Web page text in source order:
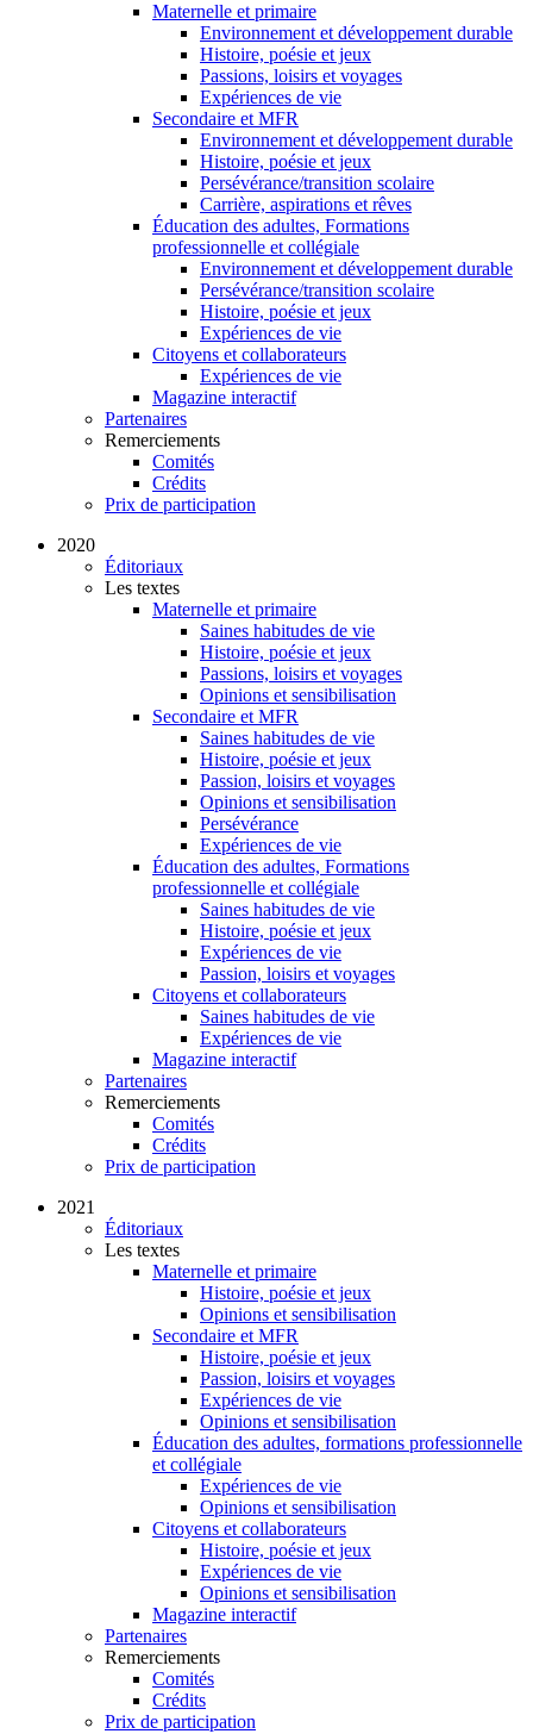
Maternelle et primaire
Environnement et développement durable
Histoire, poésie et jeux
Passions, loisirs et voyages
Expériences de vie
Secondaire et MFR
Environnement et développement durable
Histoire, poésie et jeux
Persévérance/transition scolaire
Carrière, aspirations et rêves
Éducation des adultes, Formations
professionnelle et collégiale
Environnement et développement durable
Persévérance/transition scolaire
Histoire, poésie et jeux
Expériences de vie
Citoyens et collaborateurs
Expériences de vie
Magazine interactif
Partenaires
Remerciements
Comités
Crédits
Prix de participation
2020
Éditoriaux
Les textes
Maternelle et primaire
Saines habitudes de vie
Histoire, poésie et jeux
Passions, loisirs et voyages
Opinions et sensibilisation
Secondaire et MFR
Saines habitudes de vie
Histoire, poésie et jeux
Passion, loisirs et voyages
Opinions et sensibilisation
Persévérance
Expériences de vie
Éducation des adultes, Formations
professionnelle et collégiale
Saines habitudes de vie
Histoire, poésie et jeux
Expériences de vie
Passion, loisirs et voyages
Citoyens et collaborateurs
Saines habitudes de vie
Expériences de vie
Magazine interactif
Partenaires
Remerciements
Comités
Crédits
Prix de participation
2021
Éditoriaux
Les textes
Maternelle et primaire
Histoire, poésie et jeux
Opinions et sensibilisation
Secondaire et MFR
Histoire, poésie et jeux
Passion, loisirs et voyages
Expériences de vie
Opinions et sensibilisation
Éducation des adultes, formations professionnelle
et collégiale
Expériences de vie
Opinions et sensibilisation
Citoyens et collaborateurs
Histoire, poésie et jeux
Expériences de vie
Opinions et sensibilisation
Magazine interactif
Partenaires
Remerciements
Comités
Crédits
Prix de participation